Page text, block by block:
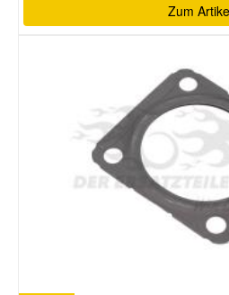
Zum
Vauxhall Ersatzteile
Volvo Ersatzteile